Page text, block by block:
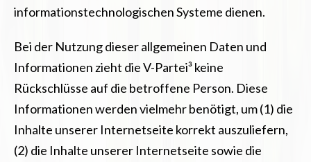
informationstechnologischen Systeme dienen.
Bei der Nutzung dieser allgemeinen Daten und
Informationen zieht die V-Partei³ keine
Rückschlüsse auf die betroffene Person. Diese
Informationen werden vielmehr benötigt, um (1) die
Inhalte unserer Internetseite korrekt auszuliefern,
(2) die Inhalte unserer Internetseite sowie die